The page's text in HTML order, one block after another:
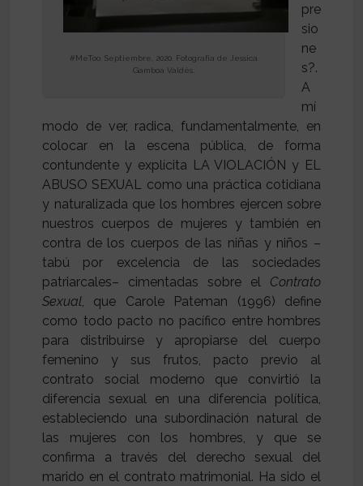
#MeToo. Septiembre, 2020. Fotografía de Jessica
Gamboa Valdés.
pre
sio
ne
s?.
A
mí
modo de ver, radica, fundamentalmente, en
colocar en la escena pública, de forma
contundente y explícita LA VIOLACIÓN y EL
ABUSO SEXUAL como una práctica cotidiana
y naturalizada que los hombres ejercen sobre
nuestros cuerpos de mujeres y también en
contra de los cuerpos de las niñas y niños –
tabú por excelencia de las sociedades
patriarcales– cimentadas sobre el Contrato
Sexual, que Carole Pateman (1996) define
como todo pacto no pacífico entre hombres
para distribuirse y apropiarse del cuerpo
femenino y sus frutos, pacto previo al
contrato social moderno que convirtió la
diferencia sexual en una diferencia política,
estableciendo una subordinación natural de
las mujeres con los hombres, y que se
confirma a través del derecho sexual del
marido en el contrato matrimonial. Ha sido el